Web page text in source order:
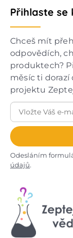
Přihlaste se
Chceš mít
odpovědích,
produktech?
měsíc ti dorazí
projektu
Odesláním
údajů.